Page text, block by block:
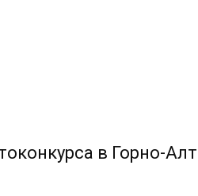
в Горно-